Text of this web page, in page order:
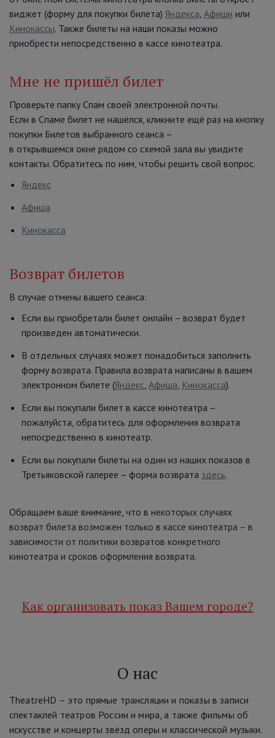
виджет (форму для покупки билета) Яндекса, Афиши или
Кинокассы. Также билеты на наши показы можно
приобрести непосредственно в кассе кинотеатра.
Мне не пришёл билет
Проверьте папку Спам своей электронной почты.
Если в Спаме билет не нашёлся, кликните ещё раз на кнопку
покупки Билетов выбранного сеанса –
в открывшемся окне рядом со схемой зала вы увидите
контакты. Обратитесь по ним, чтобы решить свой вопрос.
Яндекс
Афиша
Кинокасса
Возврат билетов
В случае отмены вашего сеанса:
Если вы приобретали билет онлайн – возврат будет
произведен автоматически.
В отдельных случаях может понадобиться заполнить
форму возврата. Правила возврата написаны в вашем
электронном билете (Яндекс, Афиша, Кинокасса).
Если вы покупали билет в кассе кинотеатра –
пожалуйста, обратитесь для оформления возврата
непосредственно в кинотеатр.
Если вы покупали билеты на один из наших показов в
Третьяковской галерее – форма возврата здесь.
Обращаем ваше внимание, что в некоторых случаях
возврат билета возможен только в кассе кинотеатра – в
зависимости от политики возвратов конкретного
кинотеатра и сроков оформления возврата.
Как организовать показ Вашем городе?
О нас
TheatreHD – это прямые трансляции и показы в записи
спектаклей театров России и мира, а также фильмы об
искусстве и концерты звёзд оперы и классической музыки.